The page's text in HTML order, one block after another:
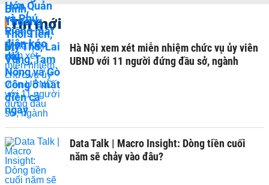
Tin mới
Hà Nội xem xét miễn nhiệm chức vụ ủy viên
UBND với 11 người đứng đầu sở, ngành
Data Talk | Macro Insight: Dòng tiền cuối
năm sẽ chảy vào đâu?